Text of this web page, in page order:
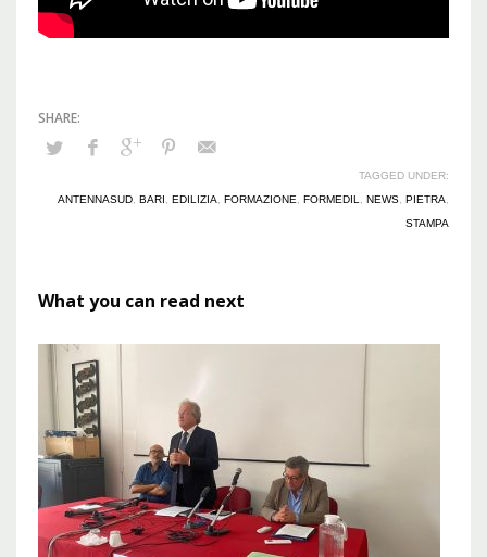
TAGGED UNDER:
ANTENNASUD, BARI, EDILIZIA, FORMAZIONE, FORMEDIL, NEWS, PIETRA,
STAMPA
What you can read next